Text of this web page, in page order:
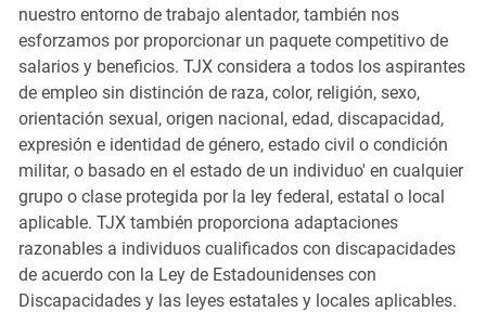
nuestro entorno de trabajo alentador, también nos
esforzamos por proporcionar un paquete competitivo de
salarios y beneficios. TJX considera a todos los aspirantes
de empleo sin distinción de raza, color, religión, sexo,
orientación sexual, origen nacional, edad, discapacidad,
expresión e identidad de género, estado civil o condición
militar, o basado en el estado de un individuo' en cualquier
grupo o clase protegida por la ley federal, estatal o local
aplicable. TJX también proporciona adaptaciones
razonables a individuos cualificados con discapacidades
de acuerdo con la Ley de Estadounidenses con
Discapacidades y las leyes estatales y locales aplicables.